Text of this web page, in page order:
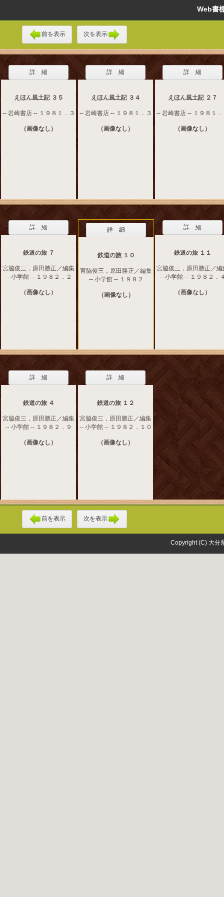
Web
前を表示 次を表示
詳 細
えほん風土記 ３５
-- 岩崎書店 -- １９８１．３
（画像なし）
詳 細
えほん風土記 ３４
-- 岩崎書店 -- １９８１．３
（画像なし）
詳 細
えほん風土記 ２７
-- 岩崎書店 -- １９８１．
（画像なし）
詳 細
鉄道の旅 ７
宮脇俊三，原田勝正／編集
-- 小学館 -- １９８２．２
（画像なし）
詳 細
鉄道の旅 １０
宮脇俊三，原田勝正／編集
-- 小学館 -- １９８２
（画像なし）
詳 細
鉄道の旅 １１
宮脇俊三，原田勝正／編
-- 小学館 -- １９８２．
（画像なし）
詳 細
鉄道の旅 ４
宮脇俊三，原田勝正／編集
-- 小学館 -- １９８２．９
（画像なし）
詳 細
鉄道の旅 １２
宮脇俊三，原田勝正／編集
-- 小学館 -- １９８２．１０
（画像なし）
前を表示 次を表示
Copyright (C) 大分